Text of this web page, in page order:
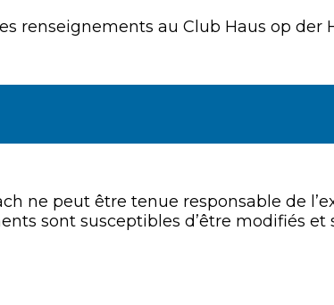
renseignements au Club Haus op der
ne peut être tenue responsable de
sont susceptibles d’être modifiés